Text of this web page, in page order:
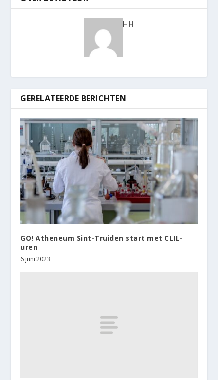
HH
GERELATEERDE BERICHTEN
GO! Atheneum Sint-Truiden start met CLIL-
uren
6 juni 2023